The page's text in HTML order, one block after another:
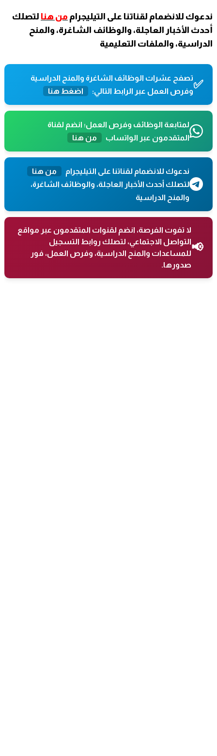
ندعوك للانضمام لقناتنا على التيليجرام من هنا لتصلك
أحدث الأخبار العاجلة، والوظائف الشاغرة، والمنح
الدراسية، والملفات التعليمية
✅تصفح عشرات الوظائف الشاغرة والمنح الدراسية
وفرص العمل عبر الرابط التالي:
اضغط هنا
لمتابعة الوظائف وفرص العمل؛ انضم لقناة
المتقدمون عبر الواتساب
من هنا
ندعوك للانضمام لقناتنا على التيليجرام
من هنا
لتصلك أحدث الأخبار العاجلة، والوظائف الشاغرة،
والمنح الدراسية
📢
لا تفوت الفرصة، انضم لقنوات المتقدمون عبر مواقع
التواصل الاجتماعي، لتصلك روابط التسجيل
للمساعدات والمنح الدراسية، وفرص العمل، فور
صدورها.